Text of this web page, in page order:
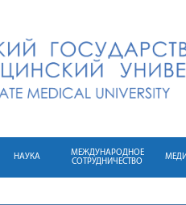
НАУКА
МЕЖДУНАРОДНОЕ
СОТРУДНИЧЕСТВО